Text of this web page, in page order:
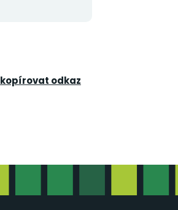
kopírovat odkaz